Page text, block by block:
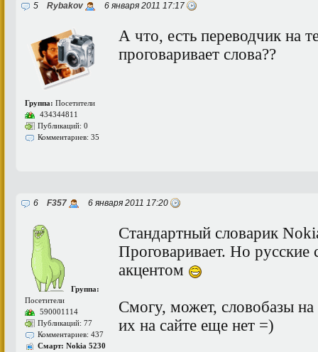
5 Rybakov 6 января 2011 17:17
Группа: Посетители
434344811
Публикаций: 0
Комментариев: 35
А что, есть переводчик на
проговаривает слова??
6 F357 6 января 2011 17:20
Группа:
Посетители
590001114
Публикаций: 77
Комментариев: 437
Смарт: Nokia 5230
Стандартный словарик
Проговаривает. Но
акцентом
Смогу, может, словобазы
их на сайте еще нет =)